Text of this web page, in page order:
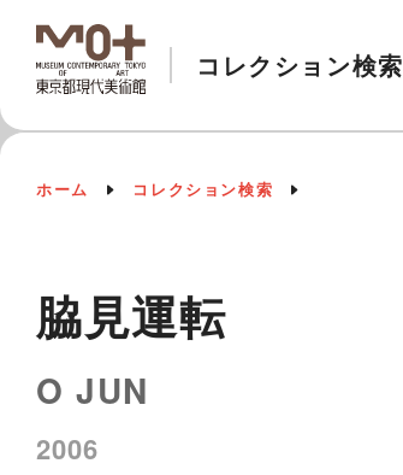
コレクション検索
ホーム コレクション検索
脇見運転
O JUN
2006